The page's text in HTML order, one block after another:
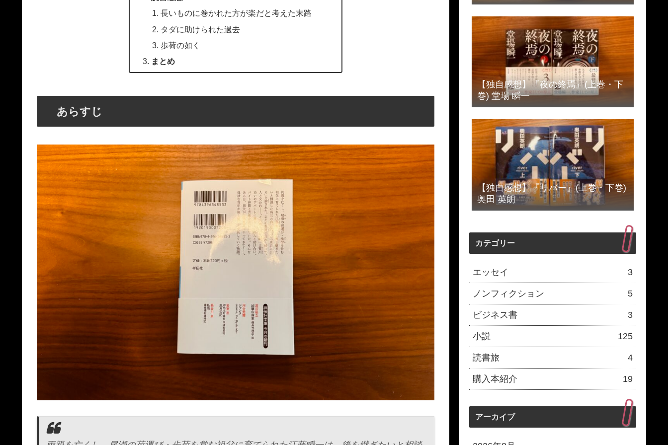
長いものに巻かれた方が楽だと考えた末路
タダに助けられた過去
歩荷の如く
まとめ
あらすじ
【独自感想】『夜の終焉』(上巻・下
巻) 堂場 瞬一
【独自感想】『リバー』(上巻・下巻)
奥田 英朗
カテゴリー
エッセイ 3
ノンフィクション 5
ビジネス書 3
小説 125
読書旅 4
購入本紹介 19
アーカイブ